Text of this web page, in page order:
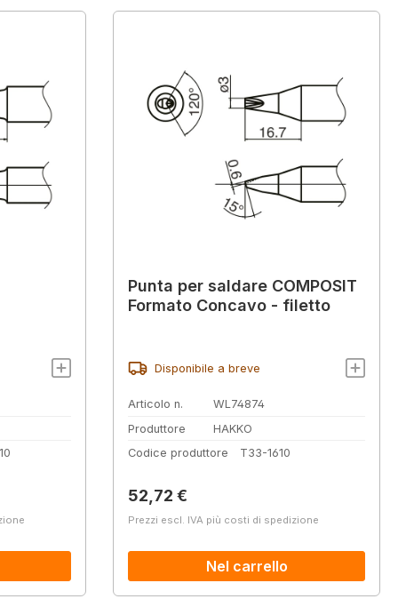
Punta per saldare COMPOSIT
Formato Concavo - filetto
Disponibile a breve
Articolo n.
WL74874
Produttore
HAKKO
Codice produttore
T33-1610
Prezzo normale:
52,72 €
Prezzi escl. IVA più costi di spedizione
Nel carrello